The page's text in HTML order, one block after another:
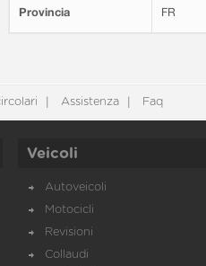
Provincia FR
Assistenza Faq
Veicoli
Autoveicoli
Motocicli
Revisioni
Collaudi